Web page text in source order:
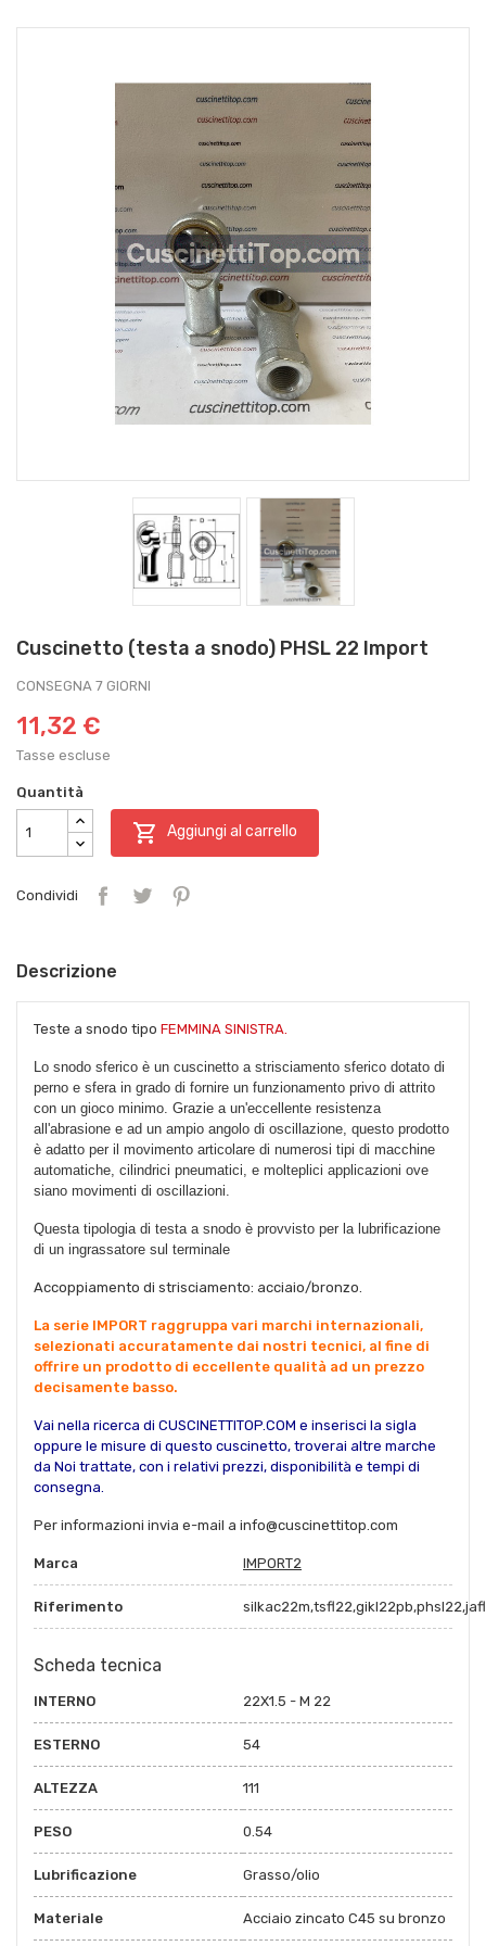
Cuscinetto (testa a snodo) PHSL 22 Import
CONSEGNA 7 GIORNI
11,32 €
Tasse escluse
Quantità
 Aggiungi al carrello
Condividi
Descrizione
Teste a snodo tipo FEMMINA SINISTRA.
Lo snodo sferico è un cuscinetto a strisciamento sferico dotato di
perno e sfera in grado di fornire un funzionamento privo di attrito
con un gioco minimo. Grazie a un'eccellente resistenza
all'abrasione e ad un ampio angolo di oscillazione, questo prodotto
è adatto per il movimento articolare di numerosi tipi di macchine
automatiche, cilindrici pneumatici, e molteplici applicazioni ove
siano movimenti di oscillazioni.
Questa tipologia di testa a snodo è provvisto per la lubrificazione
di un ingrassatore sul terminale
Accoppiamento di strisciamento: acciaio/bronzo.
La serie IMPORT raggruppa vari marchi internazionali,
selezionati accuratamente dai nostri tecnici, al fine di
offrire un prodotto di eccellente qualità ad un prezzo
decisamente basso.
Vai nella ricerca di CUSCINETTITOP.COM e inserisci la sigla
oppure le misure di questo cuscinetto, troverai altre marche
da Noi trattate, con i relativi prezzi, disponibilità e tempi di
consegna.
Per informazioni invia e-mail a info@cuscinettitop.com
Marca IMPORT2
Riferimento
Scheda tecnica
INTERNO 22X1.5 - M 22
ESTERNO 54
ALTEZZA 111
PESO 0.54
Lubrificazione Grasso/olio
Materiale Acciaio zincato C45 su bronzo